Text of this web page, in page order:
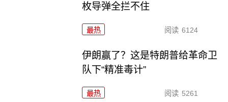
枚导弹全拦不住
最热 阅读 6124
伊朗赢了？这是特朗普给革命卫
队下“精准毒计”
最热 阅读 5261